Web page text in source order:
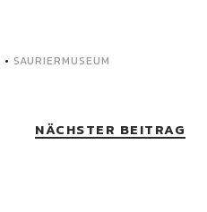
• SAURIERMUSEUM
NÄCHSTER BEITRAG